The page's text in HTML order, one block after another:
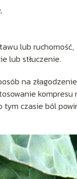
lub ruchomość,
lub stłuczenie.
na
czasie ból